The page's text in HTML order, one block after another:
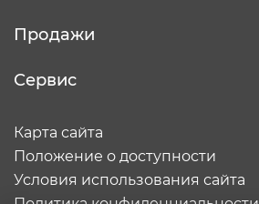
Продажи
Сервис
Карта сайта
Положение о доступности
Условия использования сайта